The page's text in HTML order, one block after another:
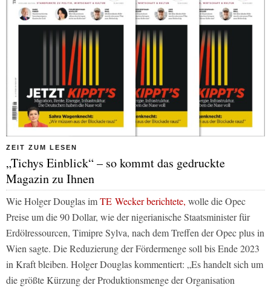
ZEIT ZUM LESEN
„Tichys Einblick“ – so kommt das gedruckte
Magazin zu Ihnen
Wie Holger Douglas imTE Weckerberichtete, wolle die Opec
Preise um die 90 Dollar, wie der nigerianische Staatsminister für
Erdölressourcen, Timipre Sylva, nach dem Treffen der Opec plus in
Wien sagte. Die Reduzierung der Fördermenge soll bis Ende 2023
in Kraft bleiben. Holger Douglas kommentiert: „Es handelt sich um
die größte Kürzung der Produktionsmenge der Organisation